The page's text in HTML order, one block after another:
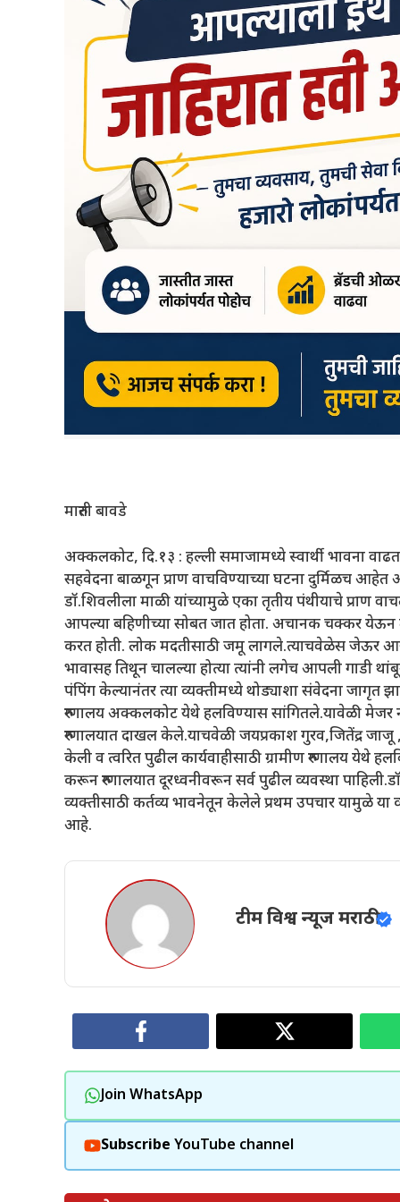
मारुती बावडे
अक्कलकोट, दि.१३ : हल्ली समाजामध्ये स्वार्थी भावना
सहवेदना बाळगून प्राण वाचविण्याच्या घटना दुर्मिळच
डॉ.शिवलीला माळी यांच्यामुळे एका तृतीय पंथीयाचे प्राण
आपल्या बहिणीच्या सोबत जात होता. अचानक चक्कर येऊन
करत होती. लोक मदतीसाठी जमू लागले.त्याचवेळेस जेऊर
भावासह तिथून चालल्या होत्या त्यांनी लगेच आपली गाडी
पंपिंग केल्यानंतर त्या व्यक्तीमध्ये थोड्याशा संवेदना जागृत
रुग्णालय अक्कलकोट येथे हलविण्यास सांगितले.यावेळी मेजर
रुग्णालयात दाखल केले.याचवेळी जयप्रकाश गुरव,जितेंद्र
केली व त्वरित पुढील कार्यवाहीसाठी ग्रामीण रुग्णालय येथे
करून रुग्णालयात दूरध्वनीवरून सर्व पुढील व्यवस्था
व्यक्तीसाठी कर्तव्य भावनेतून केलेले प्रथम उपचार यामुळे या
आहे.
टीम विश्व न्यूज मराठी
Join WhatsApp
Subscribe YouTube channel